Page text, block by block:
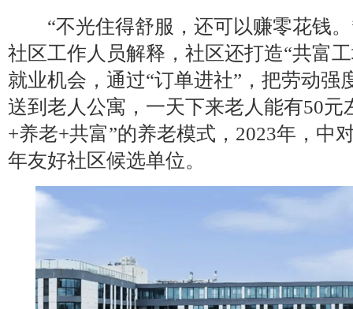
“不光住得舒服，还可以赚零花钱。
社区工作人员解释，社区还打造“共富
就业机会，通过“订单进社”，把劳动强
送到老人公寓，一天下来老人能有50元
+养老+共富”的养老模式，2023年，中
年友好社区候选单位。